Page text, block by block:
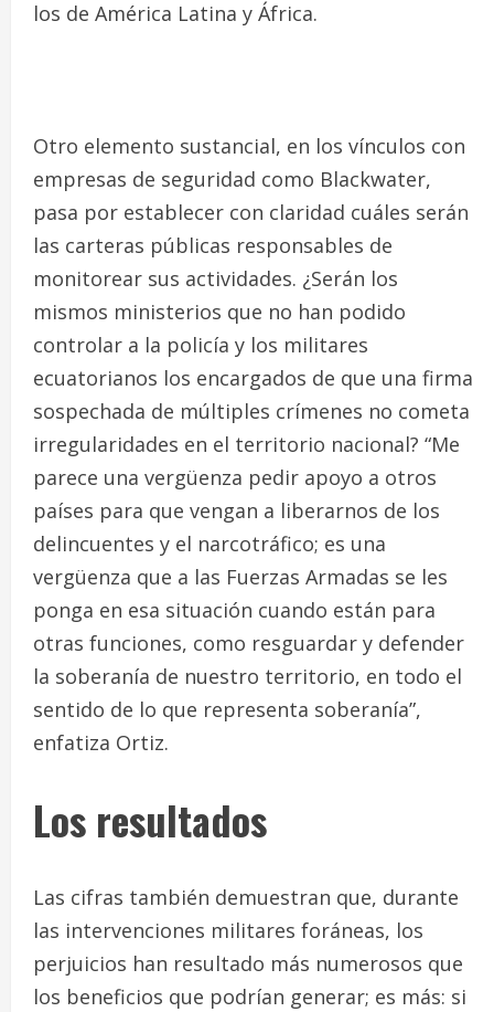
los de América Latina y África.
Otro elemento sustancial, en los vínculos con
empresas de seguridad como Blackwater,
pasa por establecer con claridad cuáles serán
las carteras públicas responsables de
monitorear sus actividades. ¿Serán los
mismos ministerios que no han podido
controlar a la policía y los militares
ecuatorianos los encargados de que una firma
sospechada de múltiples crímenes no cometa
irregularidades en el territorio nacional? “Me
parece una vergüenza pedir apoyo a otros
países para que vengan a liberarnos de los
delincuentes y el narcotráfico; es una
vergüenza que a las Fuerzas Armadas se les
ponga en esa situación cuando están para
otras funciones, como resguardar y defender
la soberanía de nuestro territorio, en todo el
sentido de lo que representa soberanía”,
enfatiza Ortiz.
Los resultados
Las cifras también demuestran que, durante
las intervenciones militares foráneas, los
perjuicios han resultado más numerosos que
los beneficios que podrían generar; es más: si